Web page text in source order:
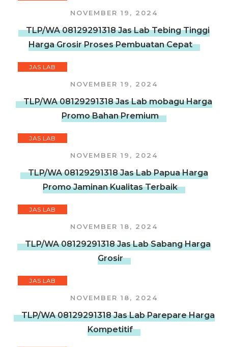
NOVEMBER 19, 2024
TLP/WA 08129291318 Jas Lab Tebing Tinggi
Harga Grosir Proses Pembuatan Cepat
JAS LAB
NOVEMBER 19, 2024
TLP/WA 08129291318 Jas Lab mobagu Harga
Promo Bahan Premium
JAS LAB
NOVEMBER 19, 2024
TLP/WA 08129291318 Jas Lab Papua Harga
Promo Jaminan Kualitas Terbaik
JAS LAB
NOVEMBER 18, 2024
TLP/WA 08129291318 Jas Lab Sabang Harga
Grosir
JAS LAB
NOVEMBER 18, 2024
TLP/WA 08129291318 Jas Lab Parepare Harga
Kompetitif